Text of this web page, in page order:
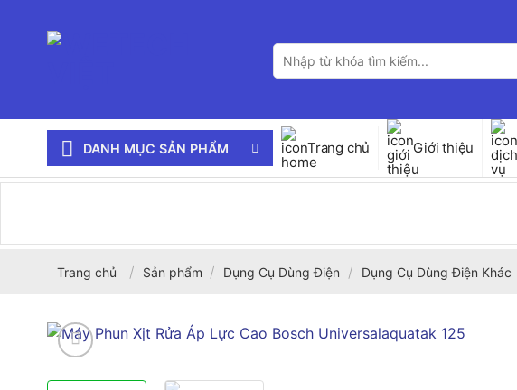
Tìm
kiếm:
DANH MỤC SẢN PHẨM Trang chủ Giới thiệu
Trang chủ / Sản phẩm / Dụng Cụ Dùng Điện / Dụng Cụ Dùng Điện Khác